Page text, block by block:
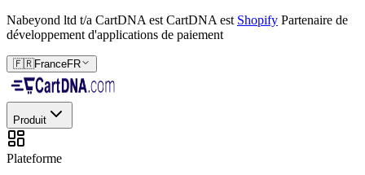
Nabeyond ltd t/a CartDNA est CartDNA est Shopify Partenaire de
développement d'applications de paiement
🇫🇷FranceFR
Produit
Plateforme